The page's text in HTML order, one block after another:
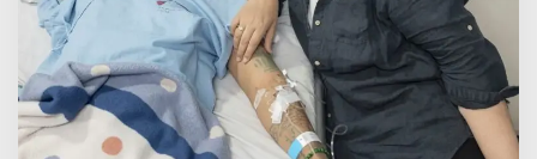
a
n
R